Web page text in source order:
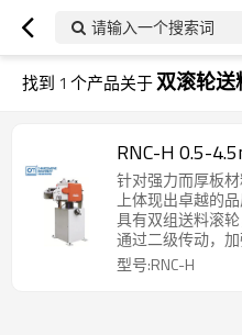
请输入一个搜索词
找到 1 个产品关于双滚轮送
RNC-H 0.5-
针对强力而厚板
上体现出卓越的品
具有双组送料滚
通过二级传动，
型号:RNC-H